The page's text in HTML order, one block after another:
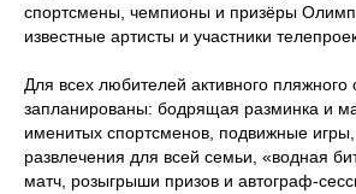
спортсмены, чемпионы и призёры
известные артисты и участники
Для всех любителей активного пляжного
запланированы: бодрящая разминка и
именитых спортсменов, подвижные
развлечения для всей семьи, «водная
матч, розыгрыши призов и автограф-